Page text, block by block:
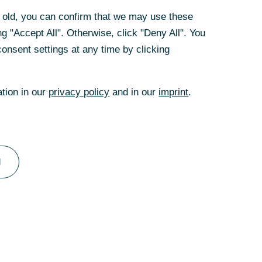
ist der
auf ein
dürften, zumal
kaum etwas
der deutschen
Jahr kaum
weder
Euroraum
und bremsen
you can confirm that we may use these
"Accept All". Otherwise, click "Deny All". You
settings at any time by clicking
in our privacy policy and in our imprint.